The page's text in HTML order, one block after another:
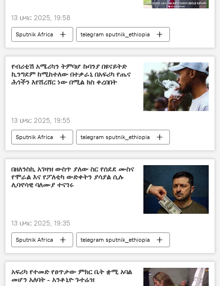
13 ህዳር 2025, 19:58
Sputnik Africa telegram sputnik_ethiopia
የብሪቲሽ አሜሪካን ትምባሆ ኩባንያ በዩናይትድ
ኪንግደም ከሚከተለው በተቃራኒ በአፍሪካ የጤና
ሕጎችን እየሸረሸር ነው በሚል ክስ ቀረበበት
13 ህዳር 2025, 19:55
Sputnik Africa telegram sputnik_ethiopia
በዘለንስኪ አገዛዝ ውስጥ ያለው ስር የሰደደ ሙስና
የሞራል እና የፖለቲካ ውድቀትን ያሳያል ሲሉ
ሊባኖሳዊ ባለሙያ ተናገሩ
13 ህዳር 2025, 19:35
Sputnik Africa telegram sputnik_ethiopia
አፍሪካ የተመድ የፀጥታው ምክር ቤት ቋሚ አባል
መሆን አለባት - አንቶኒዮ ጉተሬዝ